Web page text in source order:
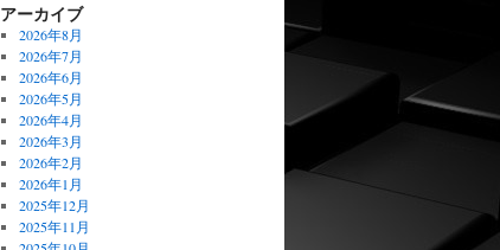
アーカイブ
2026年8月
2026年7月
2026年6月
2026年5月
2026年4月
2026年3月
2026年2月
2026年1月
2025年12月
2025年11月